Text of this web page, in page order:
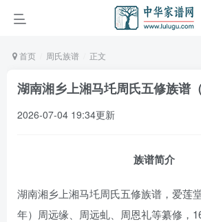
首页 周氏族谱 正文
湖南湘乡上湘马圫周氏五修族谱
2026-07-04 19:34更新
族谱简介
湖南湘乡上湘马圫周氏五修族谱，爱莲
年）周远缘、周远虬、周恩礼等纂修，16